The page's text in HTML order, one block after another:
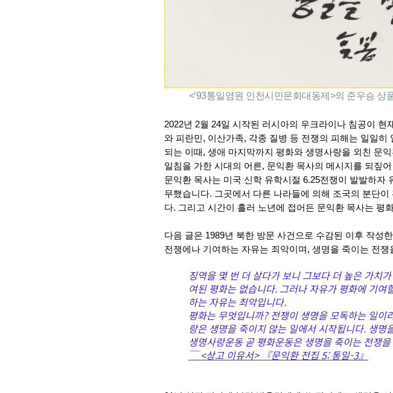
<’93통일염원 인천시민문화대동제>의 준우승
2022년 2월 24일 시작된 러시아의 우크라이나 침공이
와 피란민, 이산가족, 각종 질병 등 전쟁의 피해는 일일
되는 이때, 생애 마지막까지 평화와 생명사랑을 외친 문
일침을 가한 시대의 어른, 문익환 목사의 메시지를 되짚
문익환 목사는 미국 신학 유학시절 6.25전쟁이 발발하
무했습니다. 그곳에서 다른 나라들에 의해 조국의 분단
다. 그리고 시간이 흘러 노년에 접어든 문익환 목사는 평
다음 글은 1989년 북한 방문 사건으로 수감된 이후 작성
전쟁에나 기여하는 자유는 죄악이며, 생명을 죽이는 전
징역을 몇 번 더 살다가 보니 그보다 더 높은 가치
여된 평화는 없습니다. 그러나 자유가 평화에 기
하는 자유는 죄악입니다.
평화는 무엇입니까? 전쟁이 생명을 모독하는 일
랑은 생명을 죽이지 않는 일에서 시작됩니다. 생
생명사랑운동 곧 평화운동은 생명을 죽이는 전쟁
￣ <상고 이유서> 『문익환 전집 5: 통일-3』